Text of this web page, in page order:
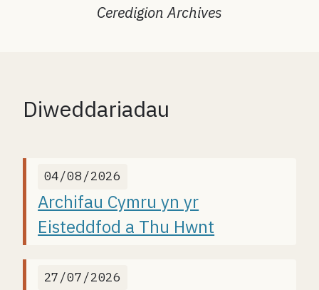
Ceredigion Archives
Diweddariadau
04/08/2026
Archifau Cymru yn yr
Eisteddfod a Thu Hwnt
27/07/2026